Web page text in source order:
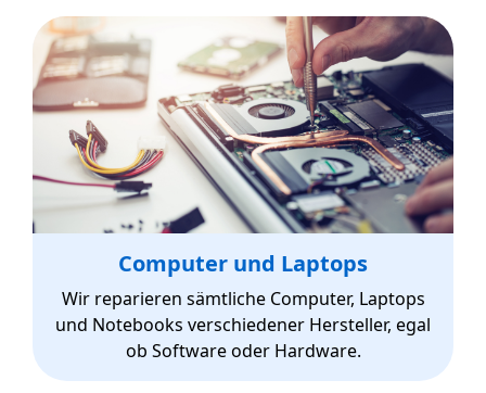
Computer und Laptops
Wir reparieren sämtliche Computer, Laptops
und Notebooks verschiedener Hersteller, egal
ob Software oder Hardware.